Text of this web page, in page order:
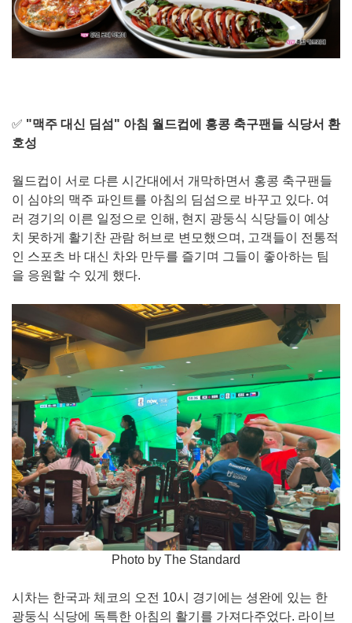
✅ "맥주 대신 딤섬" 아침 월드컵에 홍콩 축구팬들 식당서 환
호성
월드컵이 서로 다른 시간대에서 개막하면서 홍콩 축구팬들
이 심야의 맥주 파인트를 아침의 딤섬으로 바꾸고 있다. 여
러 경기의 이른 일정으로 인해, 현지 광둥식 식당들이 예상
치 못하게 활기찬 관람 허브로 변모했으며, 고객들이 전통적
인 스포츠 바 대신 차와 만두를 즐기며 그들이 좋아하는 팀
을 응원할 수 있게 했다.
Photo by The Standard
시차는 한국과 체코의 오전 10시 경기에는 셩완에 있는 한
광둥식 식당에 독특한 아침의 활기를 가져다주었다. 라이브